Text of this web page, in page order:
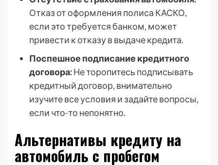
Отказ от оформления полиса КАСКО,
если это требуется банком, может
привести к отказу в выдаче кредита.
Поспешное подписание кредитного
договора:Не торопитесь подписывать
кредитный договор, внимательно
изучите все условия и задайте вопросы,
если что-то непонятно.
Альтернативы кредиту на
автомобиль с пробегом